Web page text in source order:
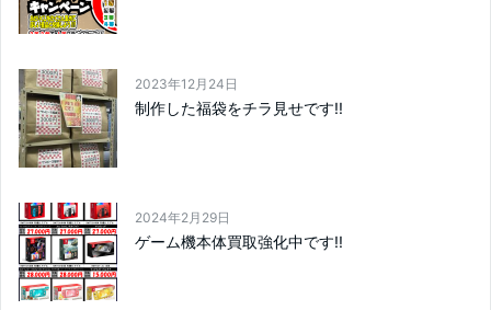
2023年12月24日
制作した福袋をチラ見せです!!
2024年2月29日
ゲーム機本体買取強化中です!!